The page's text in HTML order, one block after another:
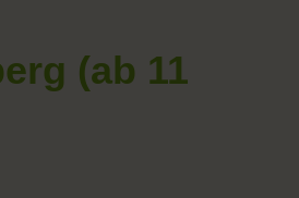
(ab 11